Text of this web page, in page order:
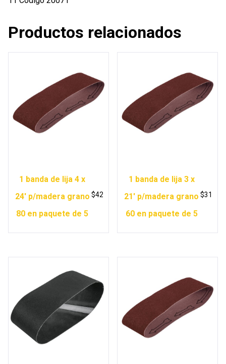
Productos relacionados
1 banda de lija 4 x
24′ p/madera grano
80 en paquete de 5
$42
1 banda de lija 3 x
21′ p/madera grano
60 en paquete de 5
$31